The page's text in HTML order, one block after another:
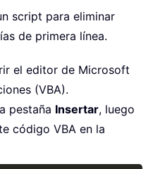
script para eliminar
de primera línea.
el editor de Microsoft
(VBA).
pestaña Insertar, luego
código VBA en la